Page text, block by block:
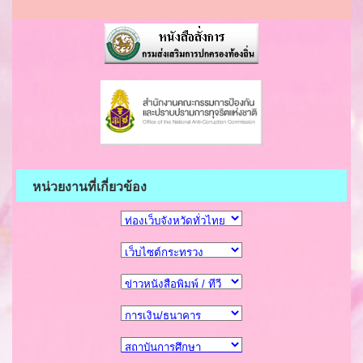
หน่วยงานที่เกี่ยวข้อง